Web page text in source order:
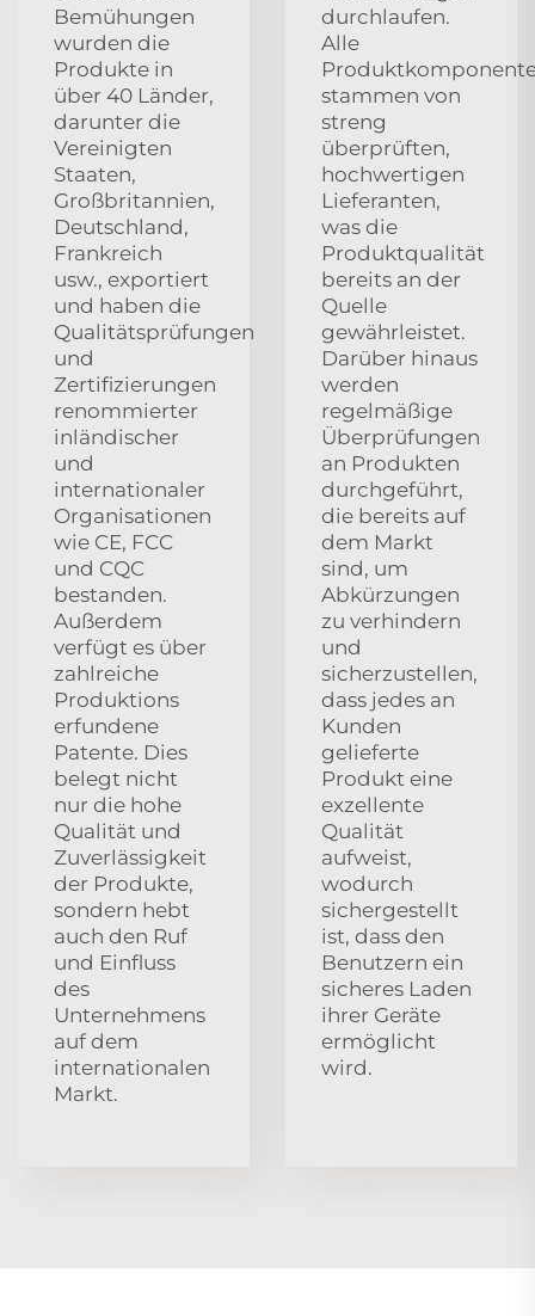
Bemühungen
wurden die
Produkte in
über 40 Länder,
darunter die
Vereinigten
Staaten,
Großbritannien,
Deutschland,
Frankreich
usw., exportiert
und haben die
Qualitätsprüfungen
und
Zertifizierungen
renommierter
inländischer
und
internationaler
Organisationen
wie CE, FCC
und CQC
bestanden.
Außerdem
verfügt es über
zahlreiche
Produktions
erfundene
Patente. Dies
belegt nicht
nur die hohe
Qualität und
Zuverlässigkeit
der Produkte,
sondern hebt
auch den Ruf
und Einfluss
des
Unternehmens
auf dem
internationalen
Markt.
durchlaufen.
Alle
stammen von
streng
überprüften,
hochwertigen
Lieferanten,
was die
Produktqualität
bereits an der
Quelle
gewährleistet.
Darüber hinaus
werden
regelmäßige
Überprüfungen
an Produkten
durchgeführt,
die bereits auf
dem Markt
sind, um
Abkürzungen
zu verhindern
und
sicherzustellen,
dass jedes an
Kunden
gelieferte
Produkt eine
exzellente
Qualität
aufweist,
wodurch
sichergestellt
ist, dass den
Benutzern ein
sicheres Laden
ihrer Geräte
ermöglicht
wird.